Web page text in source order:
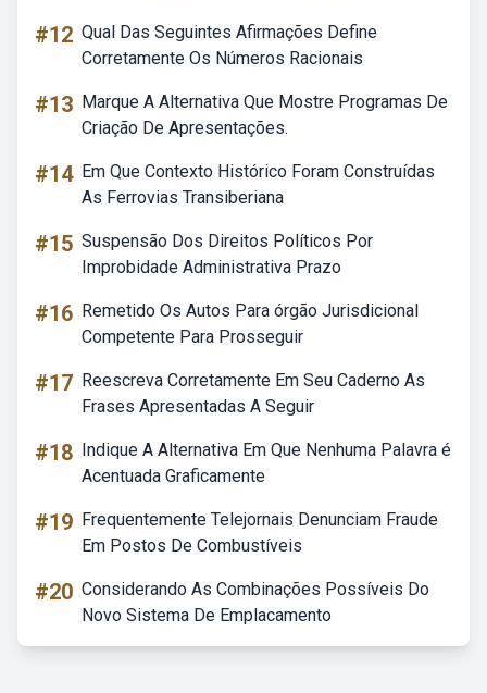
#12 Qual Das Seguintes Afirmações Define
Corretamente Os Números Racionais
#13 Marque A Alternativa Que Mostre Programas De
Criação De Apresentações.
#14 Em Que Contexto Histórico Foram Construídas
As Ferrovias Transiberiana
#15 Suspensão Dos Direitos Políticos Por
Improbidade Administrativa Prazo
#16 Remetido Os Autos Para órgão Jurisdicional
Competente Para Prosseguir
#17 Reescreva Corretamente Em Seu Caderno As
Frases Apresentadas A Seguir
#18 Indique A Alternativa Em Que Nenhuma Palavra é
Acentuada Graficamente
#19 Frequentemente Telejornais Denunciam Fraude
Em Postos De Combustíveis
#20 Considerando As Combinações Possíveis Do
Novo Sistema De Emplacamento